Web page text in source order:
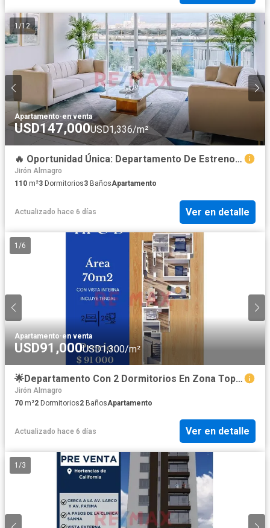
1 /12
Apartamento·en venta
USD147,000USD1,336/m²
🔥 Oportunidad Única: Departamento De Estreno En Tercer Piso, Tu Hogar En Santa Edelmira 🏡
Jirón Almagro
110 m²3 Dormitorios3 BañosApartamento
Actualizado hace 6 días Ver en detalle
1 /6
Apartamento·en venta
USD91,000USD1,300/m²
🌟Departamento Con 2 Dormitorios En Zona Top De Trujillo 🏙️Piso 7
Jirón Almagro
70 m²2 Dormitorios2 BañosApartamento
Actualizado hace 6 días Ver en detalle
1 /3